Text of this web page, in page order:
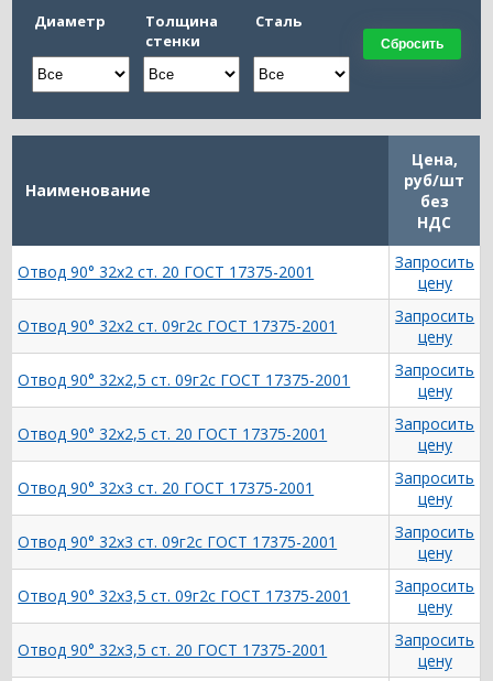
Диаметр
Толщина
стенки
Сталь
Сбросить
Наименование
Цена,
руб/шт
без
НДС
Отвод 90° 32х2 ст. 20 ГОСТ 17375-2001
Запросить
цену
Отвод 90° 32х2 ст. 09г2с ГОСТ 17375-2001
Запросить
цену
Отвод 90° 32х2,5 ст. 09г2с ГОСТ 17375-2001
Запросить
цену
Отвод 90° 32х2,5 ст. 20 ГОСТ 17375-2001
Запросить
цену
Отвод 90° 32х3 ст. 20 ГОСТ 17375-2001
Запросить
цену
Отвод 90° 32х3 ст. 09г2с ГОСТ 17375-2001
Запросить
цену
Отвод 90° 32х3,5 ст. 09г2с ГОСТ 17375-2001
Запросить
цену
Отвод 90° 32х3,5 ст. 20 ГОСТ 17375-2001
Запросить
цену